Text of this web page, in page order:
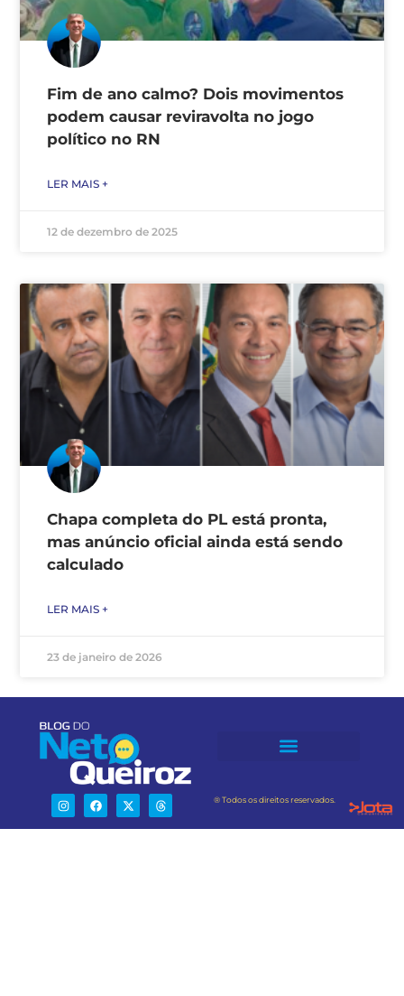
Fim de ano calmo? Dois movimentos
podem causar reviravolta no jogo
político no RN
LER MAIS +
12 de dezembro de 2025
Chapa completa do PL está pronta,
mas anúncio oficial ainda está sendo
calculado
LER MAIS +
23 de janeiro de 2026
® Todos os direitos reservados.